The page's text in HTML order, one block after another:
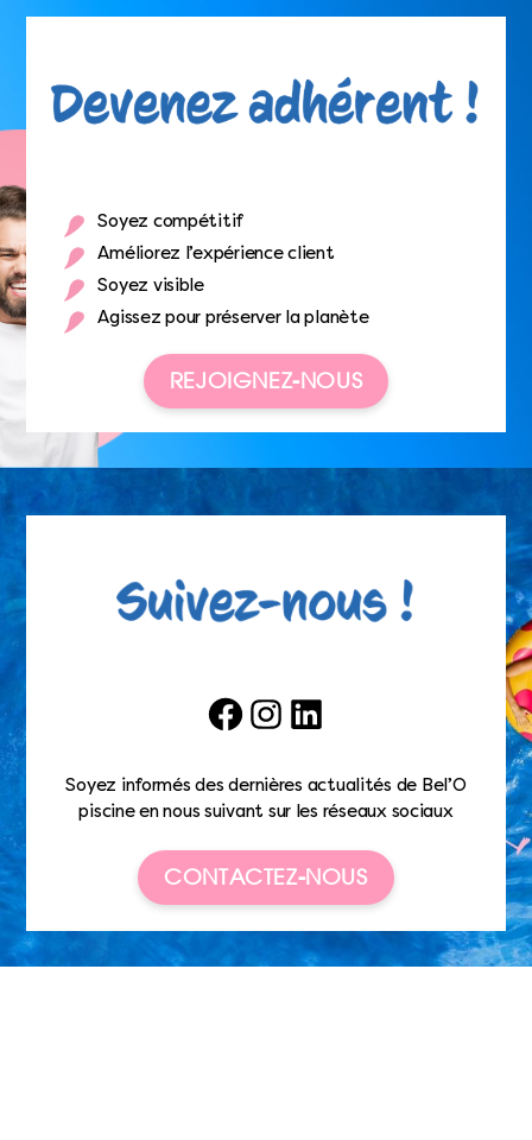
Soyez compétitif
Améliorez l’expérience client
Soyez visible
Agissez pour préserver la planète
REJOIGNEZ-NOUS
FacebookInstagramLinkedIn
Soyez informés des dernières actualités de Bel’O
piscine en nous suivant sur les réseaux sociaux
CONTACTEZ-NOUS